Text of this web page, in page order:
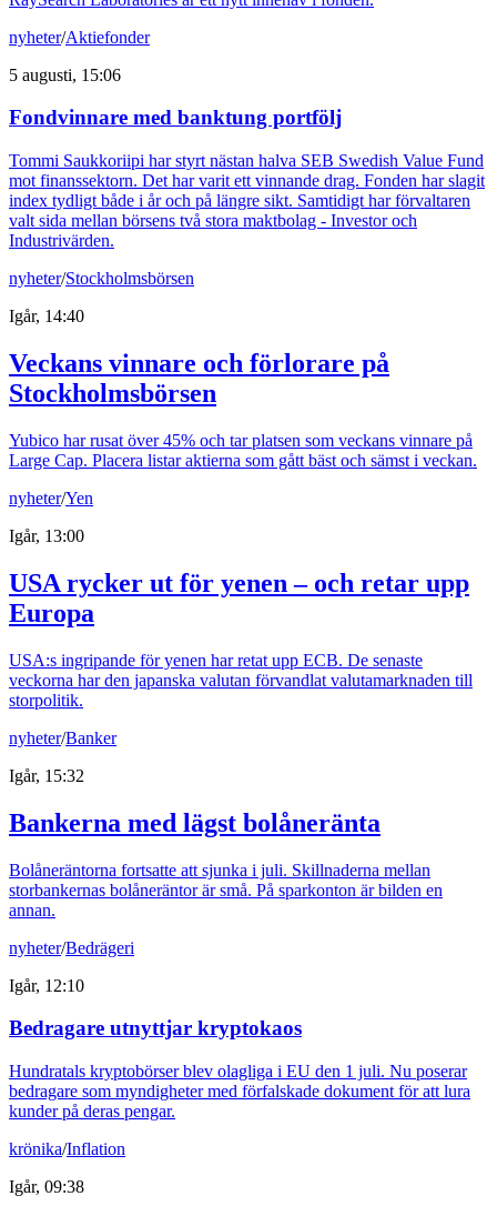
nyheter/Aktiefonder
5 augusti, 15:06
Fondvinnare med banktung portfölj
Tommi Saukkoriipi har styrt nästan halva SEB Swedish Value Fund
mot finanssektorn. Det har varit ett vinnande drag. Fonden har slagit
index tydligt både i år och på längre sikt. Samtidigt har förvaltaren
valt sida mellan börsens två stora maktbolag - Investor och
Industrivärden.
nyheter/Stockholmsbörsen
Igår, 14:40
Veckans vinnare och förlorare på
Stockholmsbörsen
Yubico har rusat över 45% och tar platsen som veckans vinnare på
Large Cap. Placera listar aktierna som gått bäst och sämst i veckan.
nyheter/Yen
Igår, 13:00
USA rycker ut för yenen – och retar upp
Europa
USA:s ingripande för yenen har retat upp ECB. De senaste
veckorna har den japanska valutan förvandlat valutamarknaden till
storpolitik.
nyheter/Banker
Igår, 15:32
Bankerna med lägst bolåneränta
Bolåneräntorna fortsatte att sjunka i juli. Skillnaderna mellan
storbankernas bolåneräntor är små. På sparkonton är bilden en
annan.
nyheter/Bedrägeri
Igår, 12:10
Bedragare utnyttjar kryptokaos
Hundratals kryptobörser blev olagliga i EU den 1 juli. Nu poserar
bedragare som myndigheter med förfalskade dokument för att lura
kunder på deras pengar.
krönika/Inflation
Igår, 09:38